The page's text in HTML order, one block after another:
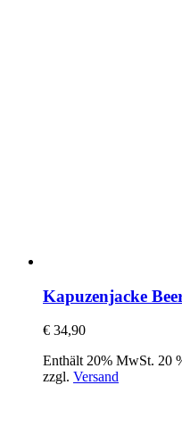
Kapuzenjacke
€ 34,90
Enthält 20% MwSt. 20
zzgl. Versand